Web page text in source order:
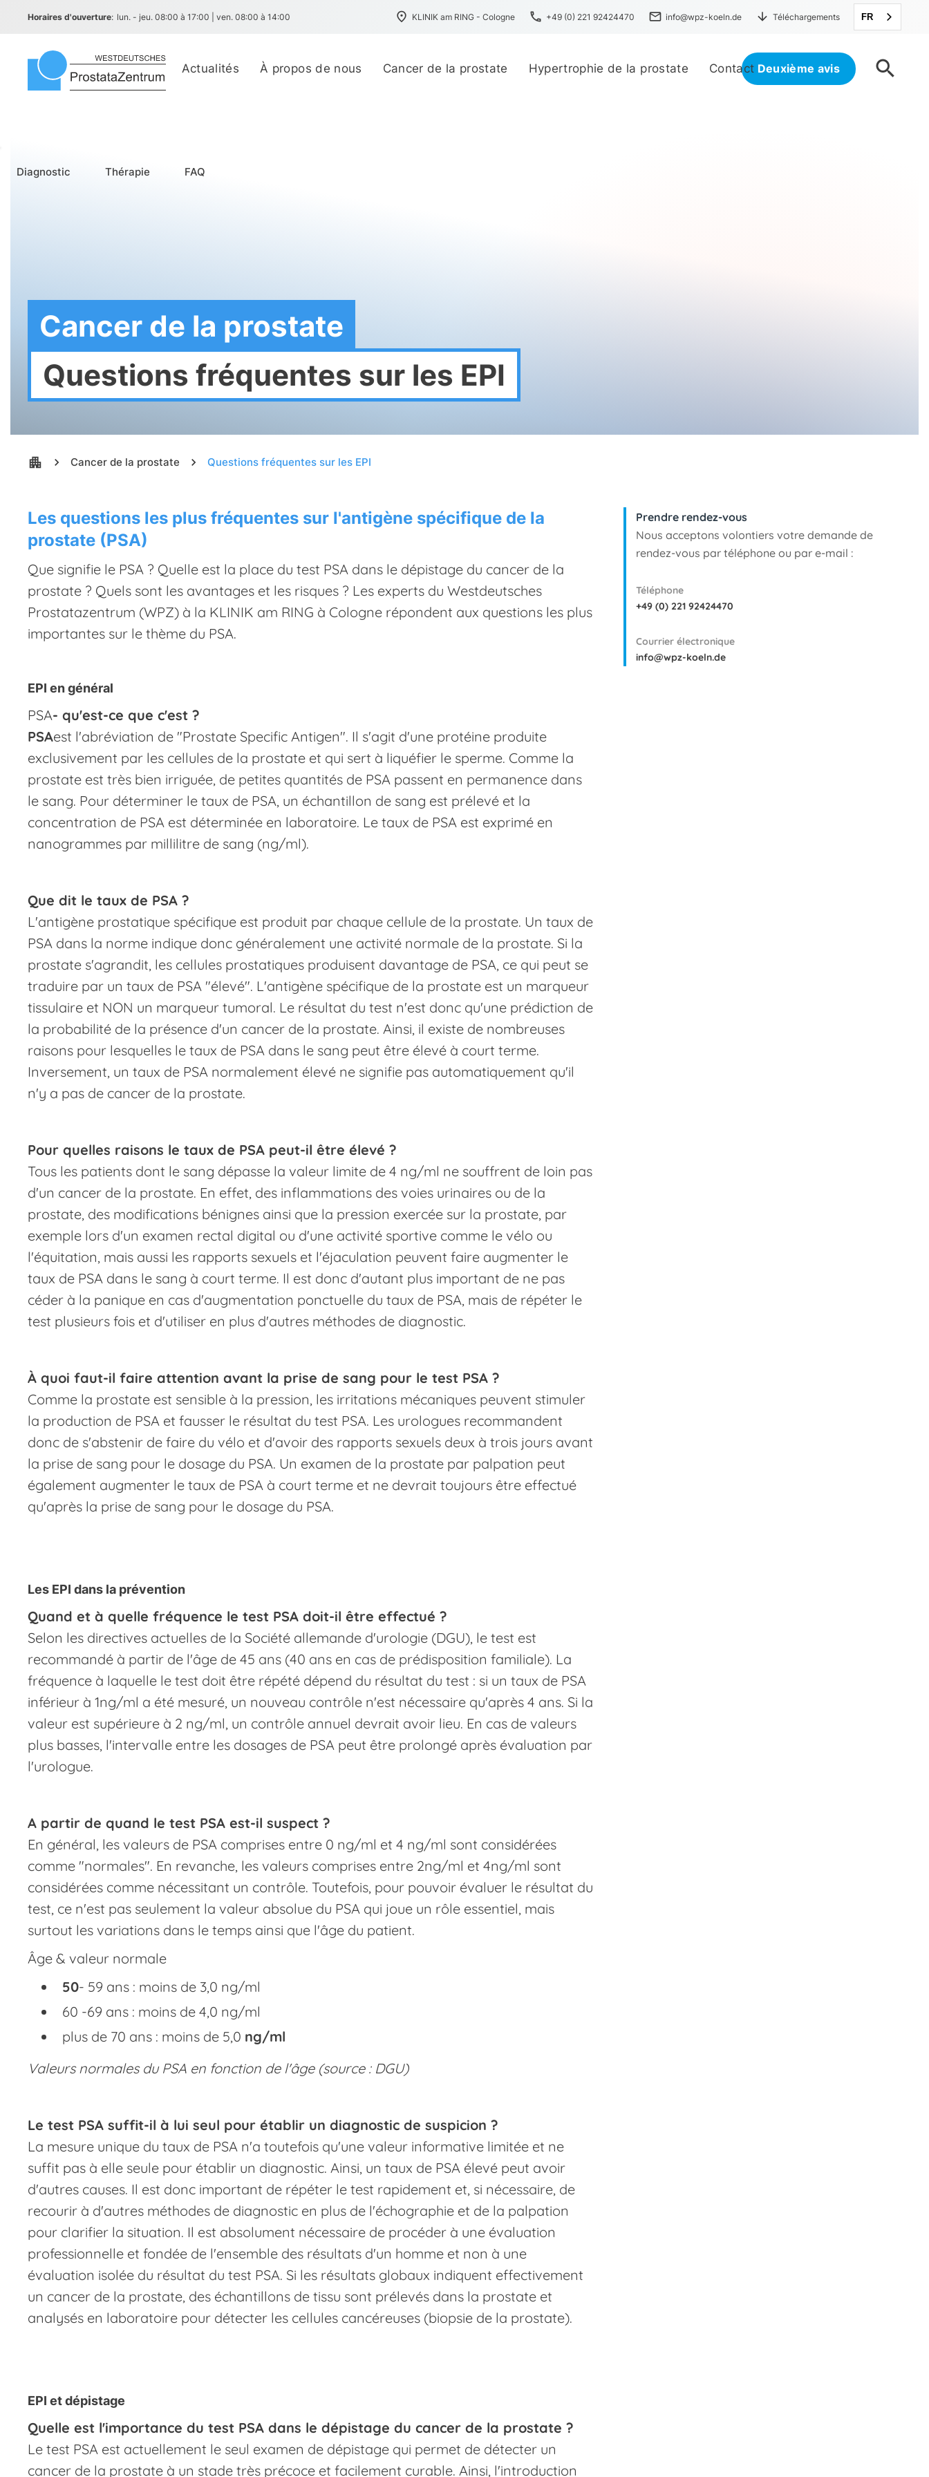
Horaires d'ouverture: lun. - jeu. 08:00 à 17:00 | ven. 08:00 à 14:00 place KLINIK am RING - Cologne phone +49 (0) 221 92424470 mail info@wpz-koeln.de arrow_downward Téléchargements FR
Actualités À propos de nous Cancer de la prostate Hypertrophie de la prostate Contact Deuxième avis search
Diagnostic Thérapie FAQ
Cancer de la prostate
Questions fréquentes sur les EPI
apartment chevron_right Cancer de la prostate chevron_right Questions fréquentes sur les EPI
Les questions les plus fréquentes sur l'antigène spécifique de la
prostate (PSA)
Que signifie le PSA ? Quelle est la place du test PSA dans le dépistage du cancer de la
prostate ? Quels sont les avantages et les risques ? Les experts du Westdeutsches
Prostatazentrum (WPZ) à la KLINIK am RING à Cologne répondent aux questions les plus
importantes sur le thème du PSA.
EPI en général
‍PSA- qu'est-ce que c'est ?
‍PSAest l'abréviation de "Prostate Specific Antigen". Il s'agit d'une protéine produite
exclusivement par les cellules de la prostate et qui sert à liquéfier le sperme. Comme la
prostate est très bien irriguée, de petites quantités de PSA passent en permanence dans
le sang. Pour déterminer le taux de PSA, un échantillon de sang est prélevé et la
concentration de PSA est déterminée en laboratoire. Le taux de PSA est exprimé en
nanogrammes par millilitre de sang (ng/ml).
Que dit le taux de PSA ?
L'antigène prostatique spécifique est produit par chaque cellule de la prostate. Un taux de
PSA dans la norme indique donc généralement une activité normale de la prostate. Si la
prostate s'agrandit, les cellules prostatiques produisent davantage de PSA, ce qui peut se
traduire par un taux de PSA "élevé". L'antigène spécifique de la prostate est un marqueur
tissulaire et NON un marqueur tumoral. Le résultat du test n'est donc qu'une prédiction de
la probabilité de la présence d'un cancer de la prostate. Ainsi, il existe de nombreuses
raisons pour lesquelles le taux de PSA dans le sang peut être élevé à court terme.
Inversement, un taux de PSA normalement élevé ne signifie pas automatiquement qu'il
n'y a pas de cancer de la prostate.
Pour quelles raisons le taux de PSA peut-il être élevé ?
Tous les patients dont le sang dépasse la valeur limite de 4 ng/ml ne souffrent de loin pas
d'un cancer de la prostate. En effet, des inflammations des voies urinaires ou de la
prostate, des modifications bénignes ainsi que la pression exercée sur la prostate, par
exemple lors d'un examen rectal digital ou d'une activité sportive comme le vélo ou
l'équitation, mais aussi les rapports sexuels et l'éjaculation peuvent faire augmenter le
taux de PSA dans le sang à court terme. Il est donc d'autant plus important de ne pas
céder à la panique en cas d'augmentation ponctuelle du taux de PSA, mais de répéter le
test plusieurs fois et d'utiliser en plus d'autres méthodes de diagnostic.
À quoi faut-il faire attention avant la prise de sang pour le test PSA ?
Comme la prostate est sensible à la pression, les irritations mécaniques peuvent stimuler
la production de PSA et fausser le résultat du test PSA. Les urologues recommandent
donc de s'abstenir de faire du vélo et d'avoir des rapports sexuels deux à trois jours avant
la prise de sang pour le dosage du PSA. Un examen de la prostate par palpation peut
également augmenter le taux de PSA à court terme et ne devrait toujours être effectué
qu'après la prise de sang pour le dosage du PSA.
Les EPI dans la prévention
Quand et à quelle fréquence le test PSA doit-il être effectué ?
Selon les directives actuelles de la Société allemande d'urologie (DGU), le test est
recommandé à partir de l'âge de 45 ans (40 ans en cas de prédisposition familiale). La
fréquence à laquelle le test doit être répété dépend du résultat du test : si un taux de PSA
inférieur à 1ng/ml a été mesuré, un nouveau contrôle n'est nécessaire qu'après 4 ans. Si la
valeur est supérieure à 2 ng/ml, un contrôle annuel devrait avoir lieu. En cas de valeurs
plus basses, l'intervalle entre les dosages de PSA peut être prolongé après évaluation par
l'urologue.
A partir de quand le test PSA est-il suspect ?
En général, les valeurs de PSA comprises entre 0 ng/ml et 4 ng/ml sont considérées
comme "normales". En revanche, les valeurs comprises entre 2ng/ml et 4ng/ml sont
considérées comme nécessitant un contrôle. Toutefois, pour pouvoir évaluer le résultat du
test, ce n'est pas seulement la valeur absolue du PSA qui joue un rôle essentiel, mais
surtout les variations dans le temps ainsi que l'âge du patient.
Âge & valeur normale
‍50- 59 ans : moins de 3,0 ng/ml
60 -69 ans : moins de 4,0 ng/ml
plus de 70 ans : moins de 5,0 ng/ml‍
Valeurs normales du PSA en fonction de l'âge (source : DGU)
Le test PSA suffit-il à lui seul pour établir un diagnostic de suspicion ?
La mesure unique du taux de PSA n'a toutefois qu'une valeur informative limitée et ne
suffit pas à elle seule pour établir un diagnostic. Ainsi, un taux de PSA élevé peut avoir
d'autres causes. Il est donc important de répéter le test rapidement et, si nécessaire, de
recourir à d'autres méthodes de diagnostic en plus de l'échographie et de la palpation
pour clarifier la situation. Il est absolument nécessaire de procéder à une évaluation
professionnelle et fondée de l'ensemble des résultats d'un homme et non à une
évaluation isolée du résultat du test PSA. Si les résultats globaux indiquent effectivement
un cancer de la prostate, des échantillons de tissu sont prélevés dans la prostate et
analysés en laboratoire pour détecter les cellules cancéreuses (biopsie de la prostate).
EPI et dépistage
Quelle est l'importance du test PSA dans le dépistage du cancer de la prostate ?
Le test PSA est actuellement le seul examen de dépistage qui permet de détecter un
cancer de la prostate à un stade très précoce et facilement curable. Ainsi, l'introduction
Prendre rendez-vous
Nous acceptons volontiers votre demande de
rendez-vous par téléphone ou par e-mail :
Téléphone
+49 (0) 221 92424470
Courrier électronique
info@wpz-koeln.de